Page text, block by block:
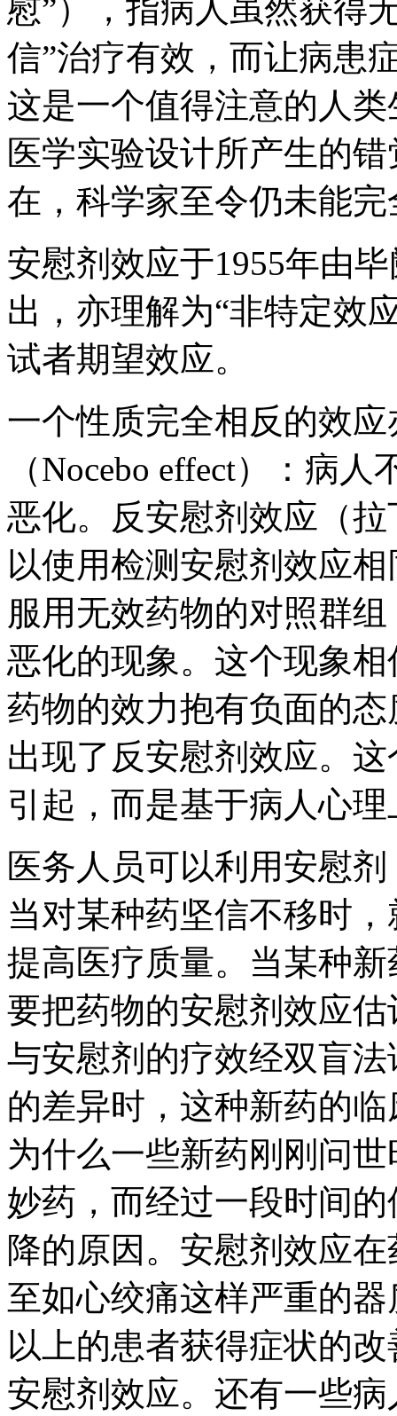
慰”），指病人虽然获得
信”治疗有效，而让病患
这是一个值得注意的人
医学实验设计所产生的
在，科学家至令仍未能
安慰剂效应于1955年由
出，亦理解为“非特定效
试者期望效应。
一个性质完全相反的效
（Nocebo effect）：病
恶化。反安慰剂效应（拉
以使用检测安慰剂效应
服用无效药物的对照群
恶化的现象。这个现象
药物的效力抱有负面的
出现了反安慰剂效应。
引起，而是基于病人心
医务人员可以利用安慰
当对某种药坚信不移时
提高医疗质量。当某种
要把药物的安慰剂效应
与安慰剂的疗效经双盲
的差异时，这种新药的
为什么一些新药刚刚问
妙药，而经过一段时间
降的原因。安慰剂效应
至如心绞痛这样严重的
以上的患者获得症状的
安慰剂效应。还有一些